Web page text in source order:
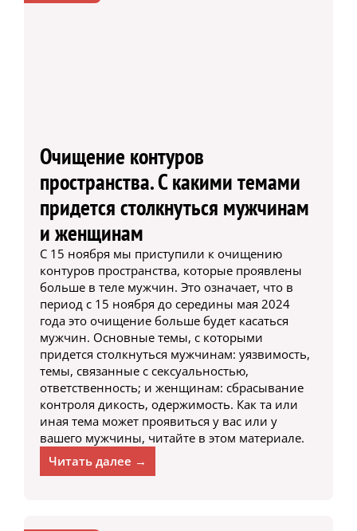
Очищение контуров
пространства. С какими темами
придется столкнуться мужчинам
и женщинам
С 15 ноября мы приступили к очищению
контуров пространства, которые проявлены
больше в теле мужчин. Это означает, что в
период с 15 ноября до середины мая 2024
года это очищение больше будет касаться
мужчин. Основные темы, с которыми
придется столкнуться мужчинам: уязвимость,
темы, связанные с сексуальностью,
ответственность; и женщинам: сбрасывание
контроля дикость, одержимость. Как та или
иная тема может проявиться у вас или у
вашего мужчины, читайте в этом материале.
Читать далее →